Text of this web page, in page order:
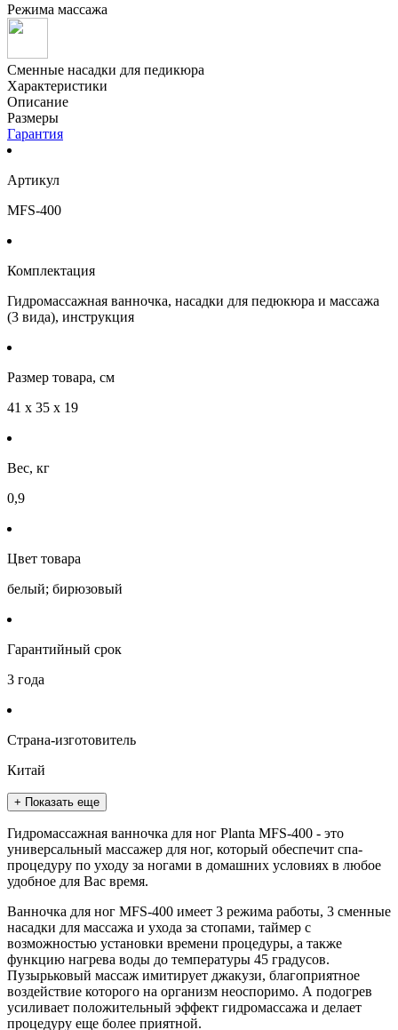
Режима массажа
Сменные насадки для педикюра
Характеристики
Описание
Размеры
Гарантия
Артикул
MFS-400
Комплектация
Гидромассажная ванночка, насадки для педюкюра и массажа
(3 вида), инструкция
Размер товара, см
41 x 35 x 19
Вес, кг
0,9
Цвет товара
белый; бирюзовый
Гарантийный срок
3 года
Страна-изготовитель
Китай
+ Показать еще
Гидромассажная ванночка для ног Planta MFS-400 - это
универсальный массажер для ног, который обеспечит спа-
процедуру по уходу за ногами в домашних условиях в любое
удобное для Вас время.
Ванночка для ног MFS-400 имеет 3 режима работы, 3 сменные
насадки для массажа и ухода за стопами, таймер с
возможностью установки времени процедуры, а также
функцию нагрева воды до температуры 45 градусов.
Пузырьковый массаж имитирует джакузи, благоприятное
воздействие которого на организм неоспоримо. А подогрев
усиливает положительный эффект гидромассажа и делает
процедуру еще более приятной.